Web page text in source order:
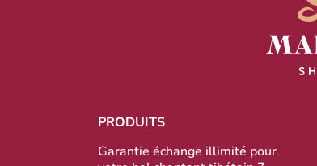
PRODUITS
Garantie échange illimité pour